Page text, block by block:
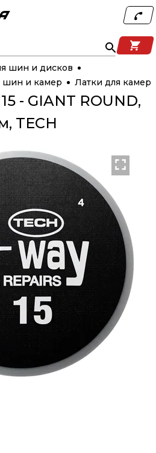
шин и дисков
шин и камер
Латки для камер
- GIANT ROUND,
TECH